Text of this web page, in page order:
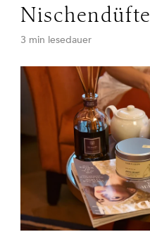
Nischendüfte
3 min lesedauer